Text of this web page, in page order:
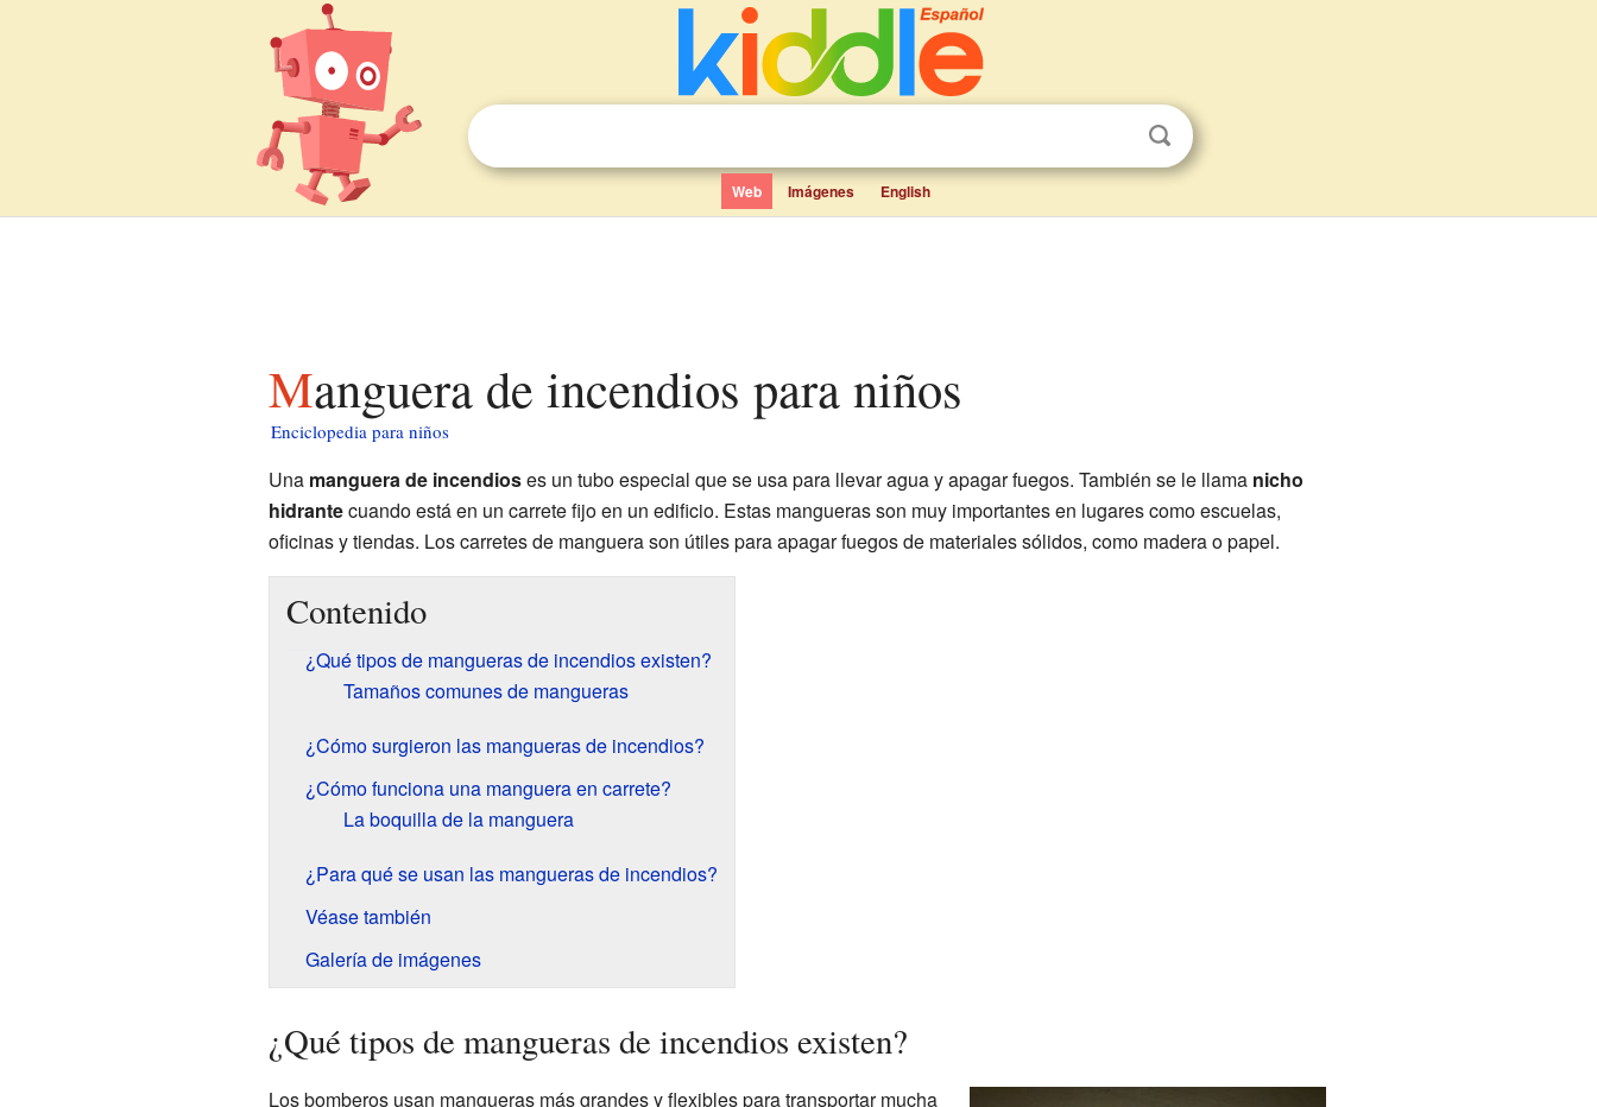
Web Imágenes English
Manguera de incendios para niños
Enciclopedia para niños
Una manguera de incendioses un tubo especial que se usa para llevar agua y apagar fuegos. También se le llama nicho
hidrantecuando está en un carrete fijo en un edificio. Estas mangueras son muy importantes en lugares como escuelas,
oficinas y tiendas. Los carretes de manguera son útiles para apagar fuegos de materiales sólidos, como madera o papel.
Contenido
¿Qué tipos de mangueras de incendios existen?
Tamaños comunes de mangueras
¿Cómo surgieron las mangueras de incendios?
¿Cómo funciona una manguera en carrete?
La boquilla de la manguera
¿Para qué se usan las mangueras de incendios?
Véase también
Galería de imágenes
¿Qué tipos de mangueras de incendios existen?
Los bomberos usan mangueras más grandes y flexibles para transportar mucha